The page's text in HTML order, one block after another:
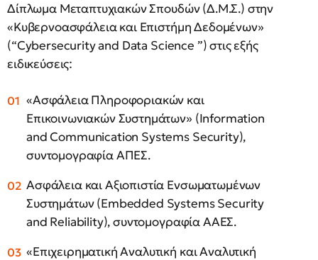
Δίπλωμα Μεταπτυχιακών Σπουδών (Δ.Μ.Σ.) στην
«Κυβερνοασφάλεια και Επιστήμη Δεδομένων»
(“Cybersecurity and Data Science ”) στις εξής
ειδικεύσεις:
«Ασφάλεια Πληροφοριακών και
Επικοινωνιακών Συστημάτων» (Information
and Communication Systems Security),
συντομογραφία ΑΠΕΣ.
Ασφάλεια και Αξιοπιστία Ενσωματωμένων
Συστημάτων (Embedded Systems Security
and Reliability), συντομογραφία ΑΑΕΣ.
«Επιχειρηματική Αναλυτική και Αναλυτική